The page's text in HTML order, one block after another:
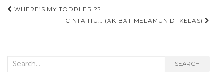
Post
navigation
WHERE’S MY TODDLER ??
CINTA ITU… (AKIBAT MELAMUN DI KELAS)
Search
SEARCH